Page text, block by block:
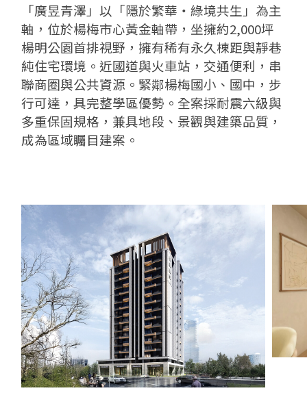
「廣昱青澤」以「隱於繁華・綠境共生」為主
軸，位於楊梅市心黃金軸帶，坐擁約2,000坪
楊明公園首排視野，擁有稀有永久棟距與靜巷
純住宅環境。近國道與火車站，交通便利，串
聯商圈與公共資源。緊鄰楊梅國小、國中，步
行可達，具完整學區優勢。全案採耐震六級與
多重保固規格，兼具地段、景觀與建築品質，
成為區域矚目建案。